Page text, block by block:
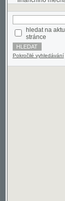
hledat na
stránce
Pokročilé vyhledávání